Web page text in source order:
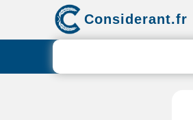
Considerant.fr